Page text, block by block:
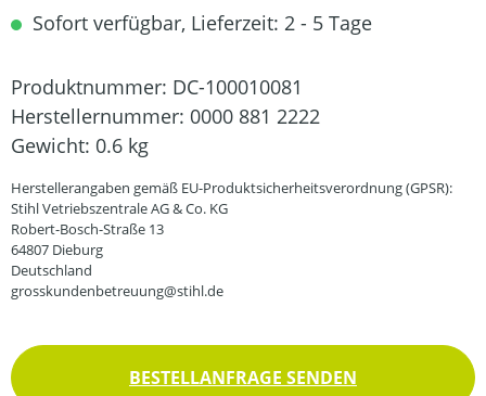
Sofort verfügbar, Lieferzeit: 2 - 5 Tage
Produktnummer: DC-100010081
Herstellernummer: 0000 881 2222
Gewicht: 0.6 kg
Herstellerangaben gemäß EU-Produktsicherheitsverordnung (GPSR):
Stihl Vetriebszentrale AG & Co. KG
Robert-Bosch-Straße 13
64807 Dieburg
Deutschland
grosskundenbetreuung@stihl.de
BESTELLANFRAGE SENDEN